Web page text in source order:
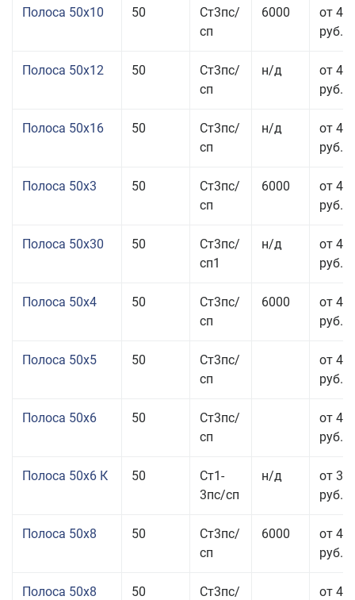
Полоса 50x10 50
Ст3пс/
сп
6000
от 46
руб.
Полоса 50x12 50
Ст3пс/
сп
н/д
от 44
руб.
Полоса 50x16 50
Ст3пс/
сп
н/д
от 49
руб.
Полоса 50x3 50
Ст3пс/
сп
6000
от 45
руб.
Полоса 50x30 50
Ст3пс/
сп1
н/д
от 44
руб.
Полоса 50x4 50
Ст3пс/
сп
6000
от 45
руб.
Полоса 50x5 50
Ст3пс/
сп
от 43
руб.
Полоса 50x6 50
Ст3пс/
сп
от 43
руб.
Полоса 50x6 К 50
Ст1-
3пс/сп
н/д
от 35
руб.
Полоса 50x8 50
Ст3пс/
сп
6000
от 43
руб.
Полоса 50x8 50
Ст3пс/
от 43